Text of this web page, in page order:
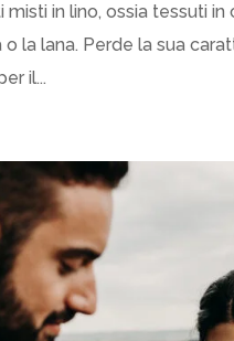
in lino, ossia tessuti
la lana. Perde la sua
il...